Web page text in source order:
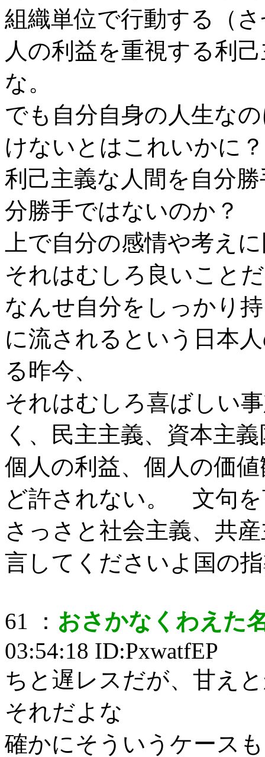
組織単位で行動する（
人の利益を重視する利
な。
でも自分自身の人生な
けないとはこれいかに？
利己主義な人間を自分
分勝手ではないのか？
上で自分の感情や考え
それはむしろ良いこと
なんせ自分をしっかり
に流されるという日本
る昨今、
それはむしろ喜ばしい
く、民主主義、資本主
個人の利益、個人の価
ど許されない。 文句
さっさと社会主義、共
言してくださいよ国
61 ： おさかなくわえた
03:54:18 ID:PxwatfEP
ちと遅レスだが、甘え
それだよな
確かにそういうケース